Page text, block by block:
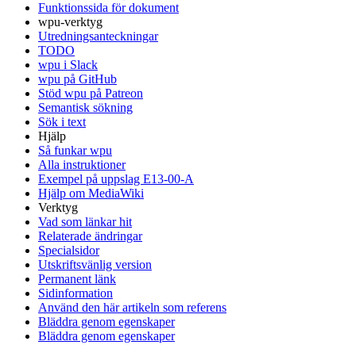
Funktionssida för dokument
wpu-verktyg
Utredningsanteckningar
TODO
wpu i Slack
wpu på GitHub
Stöd wpu på Patreon
Semantisk sökning
Sök i text
Hjälp
Så funkar wpu
Alla instruktioner
Exempel på uppslag E13-00-A
Hjälp om MediaWiki
Verktyg
Vad som länkar hit
Relaterade ändringar
Specialsidor
Utskriftsvänlig version
Permanent länk
Sidinformation
Använd den här artikeln som referens
Bläddra genom egenskaper
Bläddra genom egenskaper